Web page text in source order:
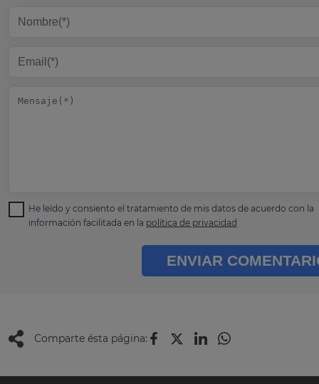
He leído y consiento el tratamiento de mis datos de acuerdo con la
información facilitada en la política de privacidad
ENVIAR
Comparte ésta página: